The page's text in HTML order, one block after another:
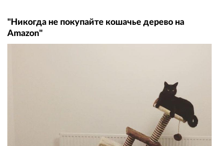
"Никогда не покупайте кошачье дерево на
Amazon"